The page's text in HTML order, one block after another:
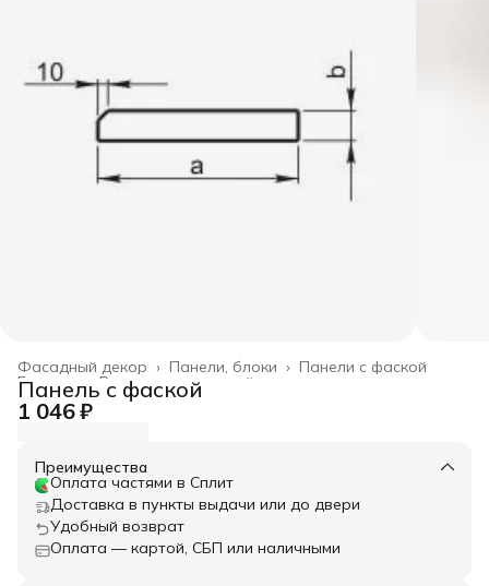
Панели с фаской
Панели, блоки ›
Фасадный декор ›
Весь архитектурный декор
Главная ›
Панель с фаской
1 046 ₽
Преимущества
Оплата частями в Сплит
Доставка в пункты выдачи или до двери
Удобный возврат
Оплата — картой, СБП или наличными